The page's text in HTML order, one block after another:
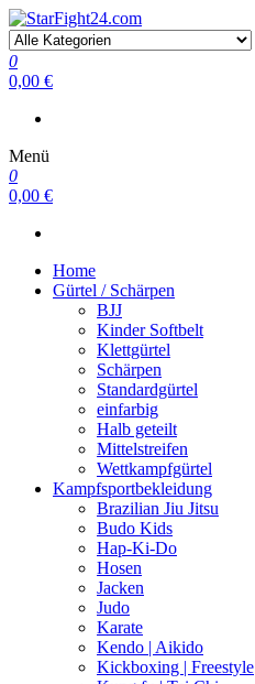
StarFight24.com
Kampfsportartikel
0
0,00 €
Menü
0
0,00 €
Home
Gürtel / Schärpen
BJJ
Kinder Softbelt
Klettgürtel
Schärpen
Standardgürtel
einfarbig
Halb geteilt
Mittelstreifen
Wettkampfgürtel
Kampfsportbekleidung
Brazilian Jiu Jitsu
Budo Kids
Hap-Ki-Do
Hosen
Jacken
Judo
Karate
Kendo | Aikido
Kickboxing | Freestyle